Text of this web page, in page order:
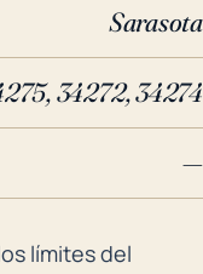
Sarasota
34272, 34274
—
límites del
límites del